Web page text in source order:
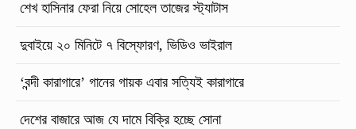
শেখ হাসিনার ফেরা নিয়ে সোহেল তাজের স্ট্যাটাস
দুবাইয়ে ২০ মিনিটে ৭ বিস্ফোরণ, ভিডিও ভাইরাল
‘বন্দী কারাগারে’ গানের গায়ক এবার সত্যিই কারাগারে
দেশের বাজারে আজ যে দামে বিক্রি হচ্ছে সোনা